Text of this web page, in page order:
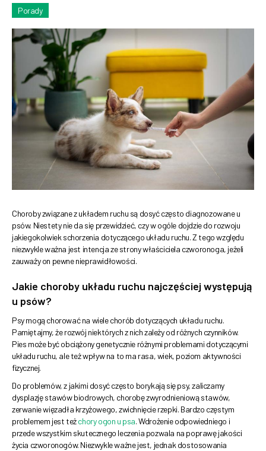
Porady
Choroby związane z układem ruchu są dosyć często diagnozowane u
psów. Niestety nie da się przewidzieć, czy w ogóle dojdzie do rozwoju
jakiegokolwiek schorzenia dotyczącego układu ruchu. Z tego względu
niezwykle ważna jest intencja ze strony właściciela czworonoga, jeżeli
zauważy on pewne nieprawidłowości.
Jakie choroby układu ruchu najczęściej występują
u psów?
Psy mogą chorować na wiele chorób dotyczących układu ruchu.
Pamiętajmy, że rozwój niektórych z nich zależy od różnych czynników.
Pies może być obciążony genetycznie różnymi problemami dotyczącymi
układu ruchu, ale też wpływ na to ma rasa, wiek, poziom aktywności
fizycznej.
Do problemów, z jakimi dosyć często borykają się psy, zaliczamy
dysplazję stawów biodrowych, chorobę zwyrodnieniową stawów,
zerwanie więzadła krzyżowego, zwichnięcie rzepki. Bardzo częstym
problemem jest teżchory ogon u psa. Wdrożenie odpowiedniego i
przede wszystkim skutecznego leczenia pozwala na poprawę jakości
życia czworonogów. Niezwykle ważne jest, jednak dostosowania